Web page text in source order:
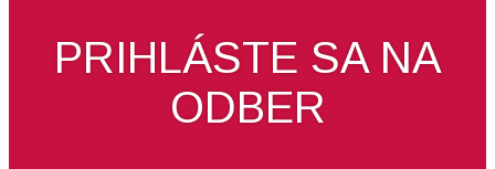
PRIHLÁSTE SA NA
ODBER